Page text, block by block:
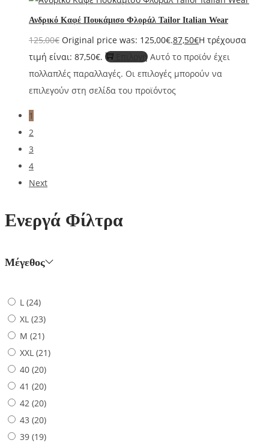
Ανδρικό Καφέ Πουκάμισο Φλοράλ Tailor Italian Wear
125,00€ Original price was: 125,00€.87,50€Η τρέχουσα
τιμή είναι: 87,50€.
Επιλογή Αυτό το προϊόν έχει
πολλαπλές παραλλαγές. Οι επιλογές μπορούν να
επιλεγούν στη σελίδα του προϊόντος
1
2
3
4
Next
Ενεργά Φίλτρα
Μέγεθος
L (24)
XL (23)
M (21)
XXL (21)
40 (20)
41 (20)
42 (20)
43 (20)
39 (19)